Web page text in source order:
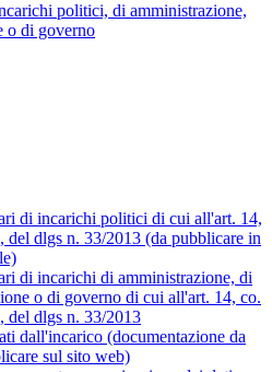
politici, di amministrazione,
o di governo
di incarichi politici di cui all'art. 14,
del dlgs n. 33/2013 (da pubblicare in
di incarichi di amministrazione, di
o di governo di cui all'art. 14, co.
del dlgs n. 33/2013
dall'incarico (documentazione da
sul sito web)